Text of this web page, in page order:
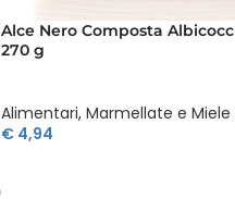
Alce Nero Composta
270 g
Alimentari, Marmellate e Miele
€ 4,94